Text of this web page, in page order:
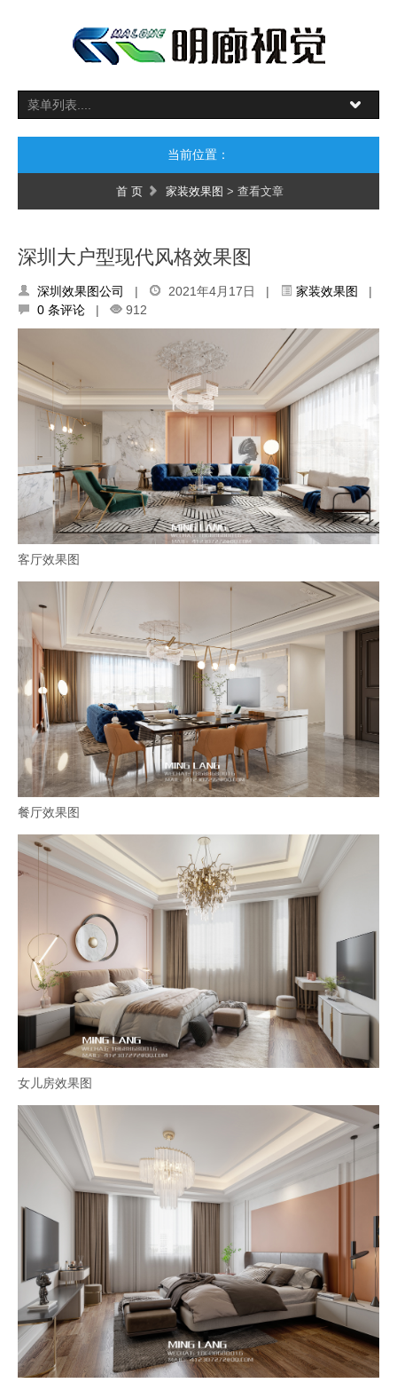
当前位置：
首 页 家装效果图 > 查看文章
深圳大户型现代风格效果图
深圳效果图公司 | 2021年4月17日 | 家装效果图
|
0 条评论 | 912
客厅效果图
餐厅效果图
女儿房效果图